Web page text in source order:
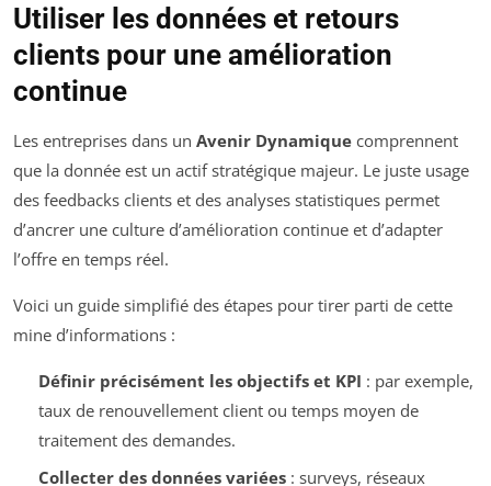
Utiliser les données et retours
clients pour une amélioration
continue
Les entreprises dans un Avenir Dynamique comprennent
que la donnée est un actif stratégique majeur. Le juste usage
des feedbacks clients et des analyses statistiques permet
d’ancrer une culture d’amélioration continue et d’adapter
l’offre en temps réel.
Voici un guide simplifié des étapes pour tirer parti de cette
mine d’informations :
Définir précisément les objectifs et KPI : par exemple,
taux de renouvellement client ou temps moyen de
traitement des demandes.
Collecter des données variées: surveys, réseaux